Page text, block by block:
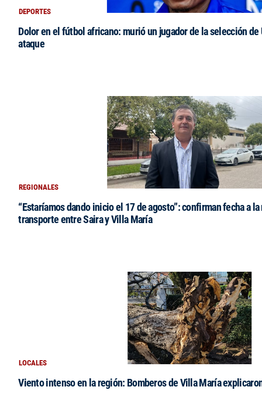
DEPORTES
Dolor en el fútbol africano: murió un jugador de la selección
ataque
REGIONALES
“Estaríamos dando inicio el 17 de agosto”: confirman fecha a
transporte entre Saira y Villa María
LOCALES
Viento intenso en la región: Bomberos de Villa María